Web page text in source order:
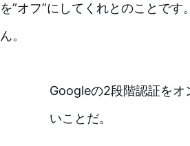
を”オフ”にしてくれとのことで
ん。
Googleの2段階認証をオ
いことだ。